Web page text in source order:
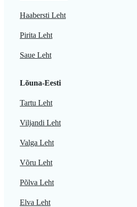
Haabersti Leht
Pirita Leht
Saue Leht
Lõuna-Eesti
Tartu Leht
Viljandi Leht
Valga Leht
Võru Leht
Põlva Leht
Elva Leht